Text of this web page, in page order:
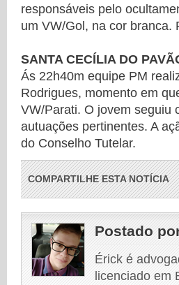
responsáveis pelo
um VW/Gol, na cor branca.
SANTA CECÍLIA DO
Ás 22h40m equipe PM
Rodrigues, momento em
VW/Parati. O jovem seguiu
autuações pertinentes. A
do Conselho Tutelar.
COMPARTILHE ESTA NOTÍCIA
Postado
Érick é
licenciado em